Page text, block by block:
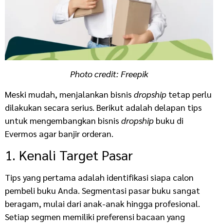
Photo credit: Freepik
Meski mudah, menjalankan bisnis dropship tetap perlu
dilakukan secara serius. Berikut adalah delapan tips
untuk mengembangkan bisnis dropship buku di
Evermos agar banjir orderan.
1. Kenali Target Pasar
Tips yang pertama adalah identifikasi siapa calon
pembeli buku Anda. Segmentasi pasar buku sangat
beragam, mulai dari anak-anak hingga profesional.
Setiap segmen memiliki preferensi bacaan yang